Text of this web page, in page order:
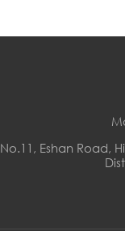
No.11, Eshan Road,